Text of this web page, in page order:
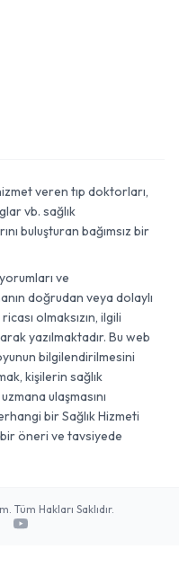
veren tıp doktorları,
vb. sağlık
buluşturan bağımsız bir
ve
doğrudan veya dolaylı
olmaksızın, ilgili
yazılmaktadır. Bu web
bilgilendirilmesini
kişilerin sağlık
ulaşmasını
bir Sağlık Hizmeti
bir öneri ve tavsiyede
Hakları Saklıdır.